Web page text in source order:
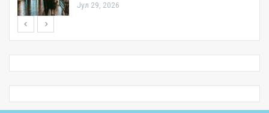
Јул 29, 2026